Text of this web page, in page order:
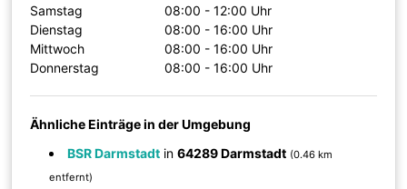
Samstag
08:00 - 12:00 Uhr
Dienstag
08:00 - 16:00 Uhr
Mittwoch
08:00 - 16:00 Uhr
Donnerstag
08:00 - 16:00 Uhr
Ähnliche Einträge in der Umgebung
BSR Darmstadt in64289 Darmstadt (0.46 km
entfernt)